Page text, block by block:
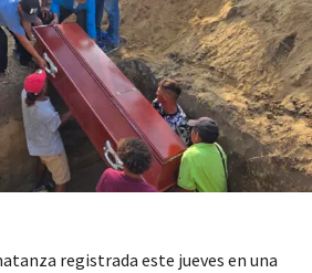
registrada este jueves en una